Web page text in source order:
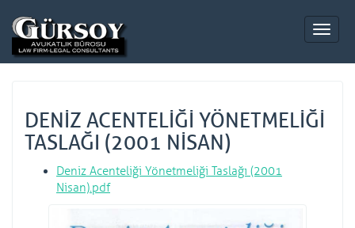
DENİZ ACENTELİĞİ YÖNETMELİĞİ
TASLAĞI (2001 NİSAN)
Deniz Acenteliği Yönetmeliği Taslağı (2001
Nisan).pdf